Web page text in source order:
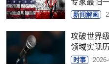
专家最怕
新闻解画
攻破世界
领域实现
时事